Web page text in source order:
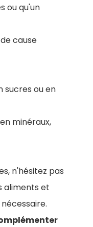
ou qu'un
cause
sucres ou en
minéraux,
n'hésitez pas
aliments et